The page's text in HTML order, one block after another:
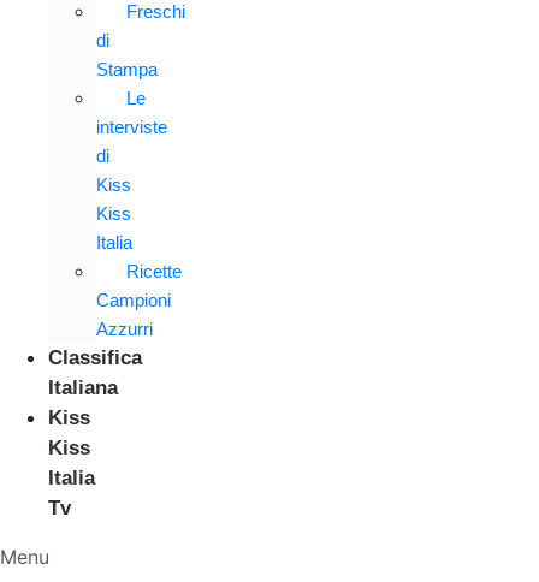
Freschi
di
Stampa
Le
interviste
di
Kiss
Kiss
Italia
Ricette
Campioni
Azzurri
Classifica
Italiana
Kiss
Kiss
Italia
Tv
Menu